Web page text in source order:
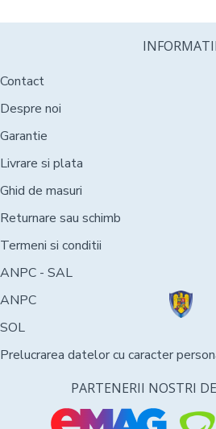
INFORMATII
Contact
Despre noi
Garantie
Livrare si plata
Ghid de masuri
Returnare sau schimb
Termeni si conditii
ANPC - SAL
ANPC
SOL
Prelucrarea datelor cu caracter
PARTENERII NOSTRI